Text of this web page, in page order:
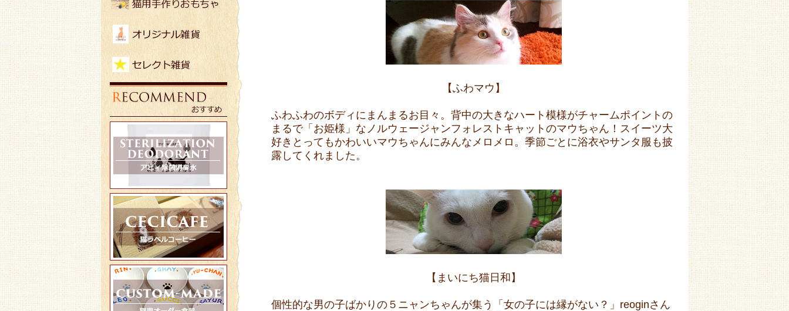
【ふわマウ】
ふわふわのボディにまんまるお目々。背中の大きなハート模様がチャームポイントの
まるで「お姫様」なノルウェージャンフォレストキャットのマウちゃん！スイーツ大
好きとってもかわいいマウちゃんにみんなメロメロ。季節ごとに浴衣やサンタ服も披
露してくれました。
【まいにち猫日和】
個性的な男の子ばかりの５ニャンちゃんが集う「女の子には縁がない？」reoginさん